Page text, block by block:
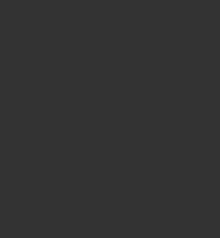
XT-6 NOSTALGIA